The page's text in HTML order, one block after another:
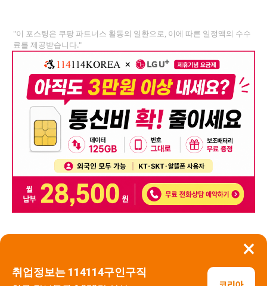
×
취업정보는 114114구인구직
"이 포스팅은 쿠팡 파트너스 활동의 일환으로, 이에 따른 일정액의 수수
료를 제공받습니다."